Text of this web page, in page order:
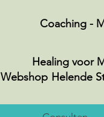
Coaching -
Healing voor
Webshop Helende